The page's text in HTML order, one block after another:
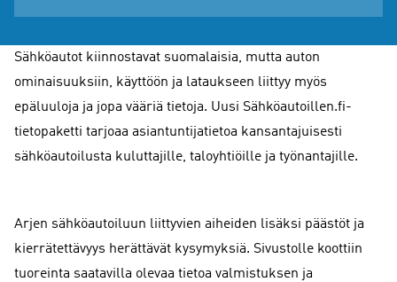
Sähköautot kiinnostavat suomalaisia, mutta auton
ominaisuuksiin, käyttöön ja lataukseen liittyy myös
epäluuloja ja jopa vääriä tietoja. Uusi Sähköautoillen.fi-
tietopaketti tarjoaa asiantuntijatietoa kansantajuisesti
sähköautoilusta kuluttajille, taloyhtiöille ja työnantajille.
Arjen sähköautoiluun liittyvien aiheiden lisäksi päästöt ja
kierrätettävyys herättävät kysymyksiä. Sivustolle koottiin
tuoreinta saatavilla olevaa tietoa valmistuksen ja